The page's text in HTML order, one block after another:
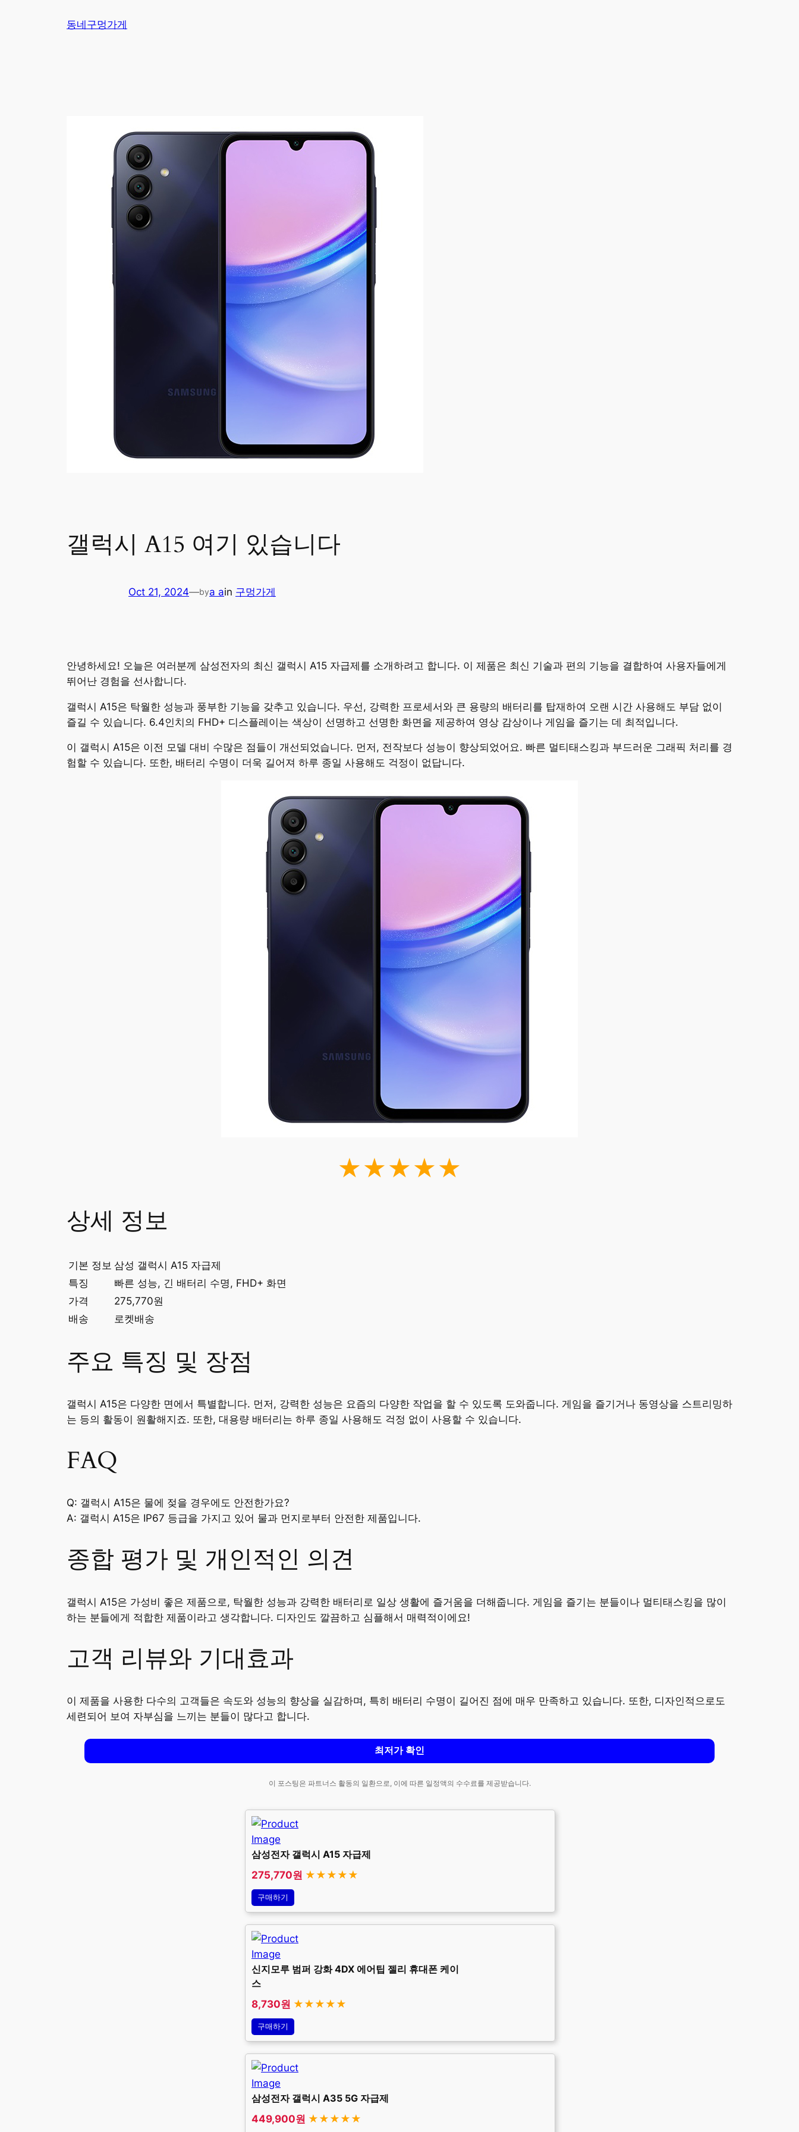
동네구멍가게
갤럭시 A15 여기 있습니다
Oct 21, 2024—bya ain 구멍가게
안녕하세요! 오늘은 여러분께 삼성전자의 최신 갤럭시 A15 자급제를 소개하려고 합니다. 이 제품은 최신 기술과 편의 기능을 결합하여 사용자들에게
뛰어난 경험을 선사합니다.
갤럭시 A15은 탁월한 성능과 풍부한 기능을 갖추고 있습니다. 우선, 강력한 프로세서와 큰 용량의 배터리를 탑재하여 오랜 시간 사용해도 부담 없이
즐길 수 있습니다. 6.4인치의 FHD+ 디스플레이는 색상이 선명하고 선명한 화면을 제공하여 영상 감상이나 게임을 즐기는 데 최적입니다.
이 갤럭시 A15은 이전 모델 대비 수많은 점들이 개선되었습니다. 먼저, 전작보다 성능이 향상되었어요. 빠른 멀티태스킹과 부드러운 그래픽 처리를 경
험할 수 있습니다. 또한, 배터리 수명이 더욱 길어져 하루 종일 사용해도 걱정이 없답니다.
★★★★★
상세 정보
기본 정보 삼성 갤럭시 A15 자급제
특징
빠른 성능, 긴 배터리 수명, FHD+ 화면
가격
275,770원
배송
로켓배송
주요 특징 및 장점
갤럭시 A15은 다양한 면에서 특별합니다. 먼저, 강력한 성능은 요즘의 다양한 작업을 할 수 있도록 도와줍니다. 게임을 즐기거나 동영상을 스트리밍하
는 등의 활동이 원활해지죠. 또한, 대용량 배터리는 하루 종일 사용해도 걱정 없이 사용할 수 있습니다.
FAQ
Q: 갤럭시 A15은 물에 젖을 경우에도 안전한가요?
A: 갤럭시 A15은 IP67 등급을 가지고 있어 물과 먼지로부터 안전한 제품입니다.
종합 평가 및 개인적인 의견
갤럭시 A15은 가성비 좋은 제품으로, 탁월한 성능과 강력한 배터리로 일상 생활에 즐거움을 더해줍니다. 게임을 즐기는 분들이나 멀티태스킹을 많이
하는 분들에게 적합한 제품이라고 생각합니다. 디자인도 깔끔하고 심플해서 매력적이에요!
고객 리뷰와 기대효과
이 제품을 사용한 다수의 고객들은 속도와 성능의 향상을 실감하며, 특히 배터리 수명이 길어진 점에 매우 만족하고 있습니다. 또한, 디자인적으로도
세련되어 보여 자부심을 느끼는 분들이 많다고 합니다.
최저가 확인
이 포스팅은 파트너스 활동의 일환으로, 이에 따른 일정액의 수수료를 제공받습니다.
삼성전자 갤럭시 A15 자급제
275,770원 ★★★★★
구매하기
신지모루 범퍼 강화 4DX 에어팁 젤리 휴대폰 케이
스
8,730원 ★★★★★
구매하기
삼성전자 갤럭시 A35 5G 자급제
449,900원 ★★★★★